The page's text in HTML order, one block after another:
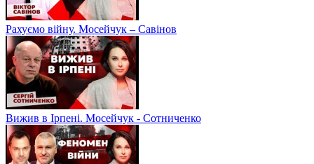
Рахуємо війну. Мосейчук – Савінов
Вижив в Ірпені. Мосейчук - Сотниченко